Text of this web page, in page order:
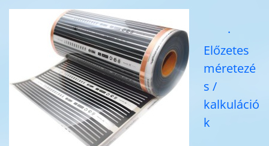
·
Előzetes
méretezé
s /
kalkuláció
k